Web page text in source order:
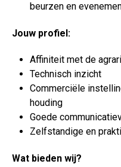
beurzen en
Jouw profiel:
Affiniteit met de
Technisch inzicht
Commerciële
houding
Goede
Zelfstandige en
Wat bieden wij?